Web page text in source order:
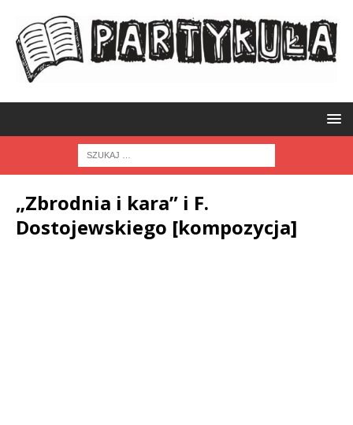
„Zbrodnia i kara” i F.
Dostojewskiego [kompozycja]